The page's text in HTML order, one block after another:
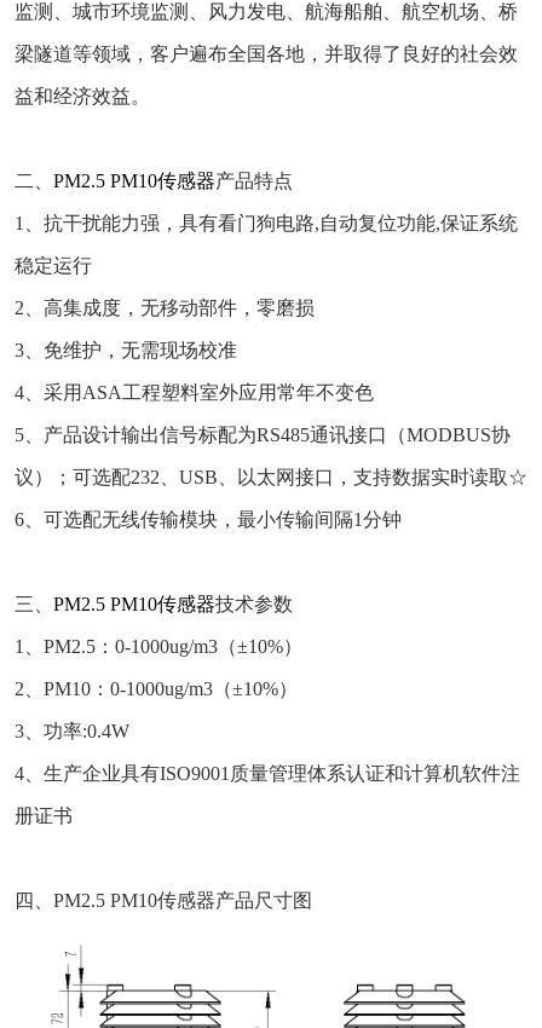
监测、城市环境监测、风力发电、航海船舶、航空机场、桥
梁隧道等领域，客户遍布全国各地，并取得了良好的社会效
益和经济效益。
二、 PM2.5 PM10传感器产品特点
1、抗干扰能力强，具有看门狗电路,自动复位功能,保证系统
稳定运行
2、高集成度，无移动部件，零磨损
3、免维护，无需现场校准
4、采用ASA工程塑料室外应用常年不变色
5、产品设计输出信号标配为RS485通讯接口（MODBUS协
议）；可选配232、USB、以太网接口，支持数据实时读取☆
6、可选配无线传输模块，最小传输间隔1分钟
三、 PM2.5 PM10传感器技术参数
1、PM2.5：0-1000ug/m3（±10%）
2、PM10：0-1000ug/m3（±10%）
3、功率:0.4W
4、生产企业具有ISO9001质量管理体系认证和计算机软件注
册证书
四、PM2.5 PM10传感器产品尺寸图